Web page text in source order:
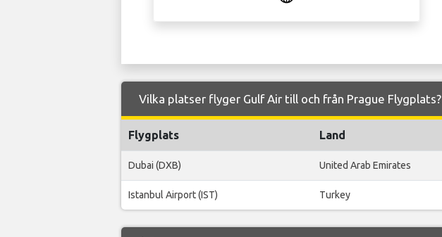
Vilka platser flyger Gulf Air till och från Prague Flygplats?
Flygplats Land
Dubai (DXB) United Arab Emirates
Istanbul Airport (IST) Turkey